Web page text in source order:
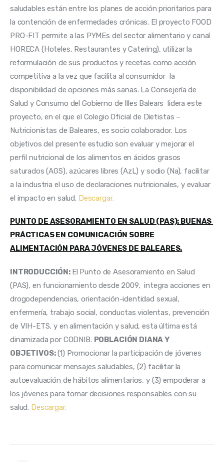
saludables están entre los planes de acción prioritarios para
la contención de enfermedades crónicas. El proyecto FOOD
PRO-FIT permite a las PYMEs del sector alimentario y canal
HORECA (Hoteles, Restaurantes y Catering), utilizar la
reformulación de sus productos y recetas como acción
competitiva a la vez que facilita al consumidor  la
disponibilidad de opciones más sanas. La Consejería de
Salud y Consumo del Gobierno de Illes Balears  lidera este
proyecto, en el que el Colegio Oficial de Dietistas –
Nutricionistas de Baleares, es socio colaborador. Los
objetivos del presente estudio son evaluar y mejorar el
perfil nutricional de los alimentos en ácidos grasos
saturados (AGS), azúcares libres (AzL) y sodio (Na), facilitar
a la industria el uso de declaraciones nutricionales, y evaluar
el impacto en salud. Descargar.
PUNTO DE ASESORAMIENTO EN SALUD (PAS): BUENAS
PRÁCTICAS EN COMUNICACIÓN SOBRE
ALIMENTACIÓN PARA JÓVENES DE BALEARES.
INTRODUCCIÓN: El Punto de Asesoramiento en Salud
(PAS), en funcionamiento desde 2009,  integra acciones en
drogodependencias, orientación-identidad sexual,
enfermería, trabajo social, conductas violentas, prevención
de VIH-ETS, y en alimentación y salud, esta última está
dinamizada por CODNIB. POBLACIÓN DIANA Y
OBJETIVOS: (1) Promocionar la participación de jóvenes
para comunicar mensajes saludables, (2) facilitar la
autoevaluación de hábitos alimentarios, y (3) empoderar a
los jóvenes para tomar decisiones responsables con su
salud. Descargar.